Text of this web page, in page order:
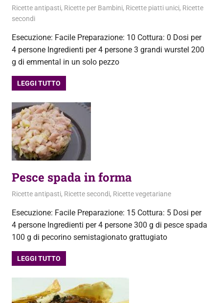
26 Febbraio 2013
admin
Ricette antipasti, Ricette per Bambini, Ricette piatti unici, Ricette
secondi
Esecuzione: Facile Preparazione: 10 Cottura: 0 Dosi per
4 persone Ingredienti per 4 persone 3 grandi wurstel 200
g di emmental in un solo pezzo
LEGGI TUTTO
Pesce spada in forma
25 Febbraio 2013
admin
Ricette antipasti, Ricette secondi, Ricette vegetariane
Esecuzione: Facile Preparazione: 15 Cottura: 5 Dosi per
4 persone Ingredienti per 4 persone 300 g di pesce spada
100 g di pecorino semistagionato grattugiato
LEGGI TUTTO